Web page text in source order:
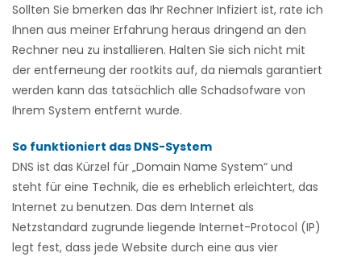
Sollten Sie bmerken das Ihr Rechner Infiziert ist, rate ich
Ihnen aus meiner Erfahrung heraus dringend an den
Rechner neu zu installieren. Halten Sie sich nicht mit
der entferneung der rootkits auf, da niemals garantiert
werden kann das tatsächlich alle Schadsofware von
Ihrem System entfernt wurde.
So funktioniert das DNS-System
DNS ist das Kürzel für „Domain Name System“ und
steht für eine Technik, die es erheblich erleichtert, das
Internet zu benutzen. Das dem Internet als
Netzstandard zugrunde liegende Internet-Protocol (IP)
legt fest, dass jede Website durch eine aus vier